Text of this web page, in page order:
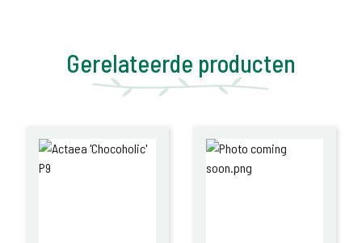
Gerelateerde producten